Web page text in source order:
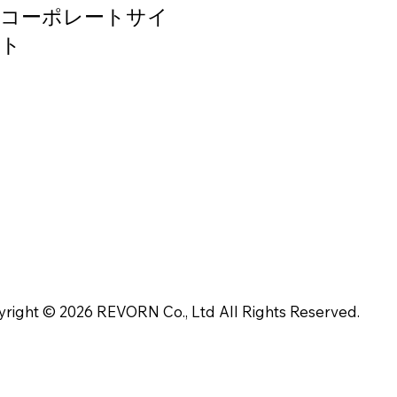
コーポレートサイ
ト
© 2026 REVORN Co., Ltd All Rights Reserved.